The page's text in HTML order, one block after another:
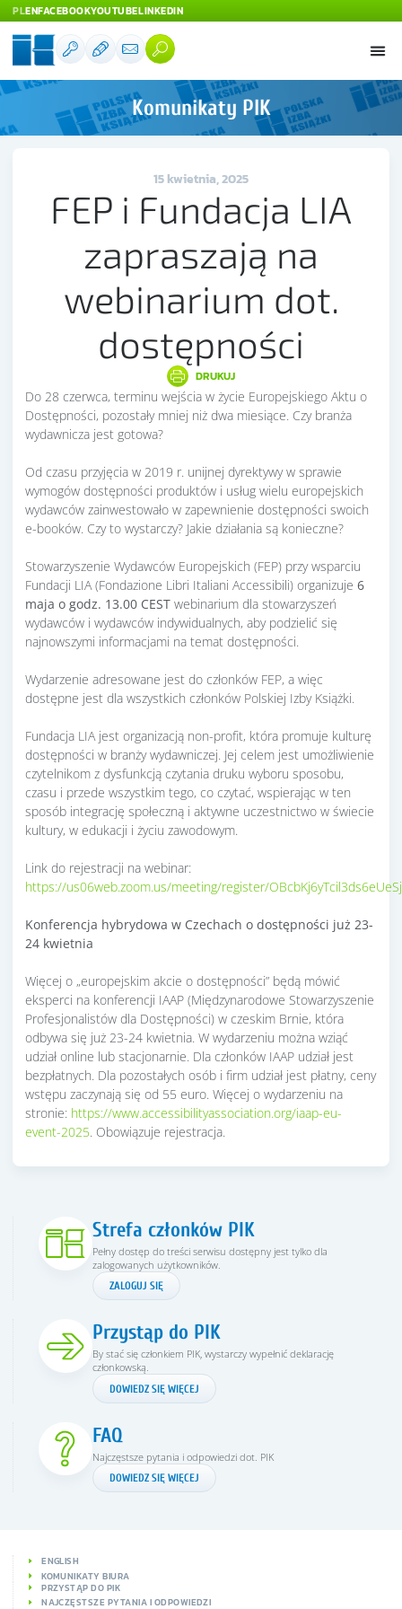
PLENFACEBOOKYOUTUBELINKEDIN
Komunikaty PIK
15 kwietnia, 2025
FEP i Fundacja LIA
zapraszają na
webinarium dot.
dostępności
DRUKUJ
Do 28 czerwca, terminu wejścia w życie Europejskiego Aktu o
Dostępności, pozostały mniej niż dwa miesiące. Czy branża
wydawnicza jest gotowa?
Od czasu przyjęcia w 2019 r. unijnej dyrektywy w sprawie
wymogów dostępności produktów i usług wielu europejskich
wydawców zainwestowało w zapewnienie dostępności swoich
e-booków. Czy to wystarczy? Jakie działania są konieczne?
Stowarzyszenie Wydawców Europejskich (FEP) przy wsparciu
Fundacji LIA (Fondazione Libri Italiani Accessibili) organizuje 6
maja o godz. 13.00 CEST webinarium dla stowarzyszeń
wydawców i wydawców indywidualnych, aby podzielić się
najnowszymi informacjami na temat dostępności.
Wydarzenie adresowane jest do członków FEP, a więc
dostępne jest dla wszystkich członków Polskiej Izby Książki.
Fundacja LIA jest organizacją non-profit, która promuje kulturę
dostępności w branży wydawniczej. Jej celem jest umożliwienie
czytelnikom z dysfunkcją czytania druku wyboru sposobu,
czasu i przede wszystkim tego, co czytać, wspierając w ten
sposób integrację społeczną i aktywne uczestnictwo w świecie
kultury, w edukacji i życiu zawodowym.
Link do rejestracji na webinar:
https://us06web.zoom.us/meeting/register/
Konferencja hybrydowa w Czechach o dostępności już 23-
24 kwietnia
Więcej o „europejskim akcie o dostępności” będą mówić
eksperci na konferencji IAAP (Międzynarodowe Stowarzyszenie
Profesjonalistów dla Dostępności) w czeskim Brnie, która
odbywa się już 23-24 kwietnia. W wydarzeniu można wziąć
udział online lub stacjonarnie. Dla członków IAAP udział jest
bezpłatnych. Dla pozostałych osób i firm udział jest płatny, ceny
wstępu zaczynają się od 55 euro. Więcej o wydarzeniu na
stronie: https://www.accessibilityassociation.org/iaap-eu-
event-2025. Obowiązuje rejestracja.
Strefa członków PIK
Pełny dostęp do treści serwisu dostępny jest tylko dla
zalogowanych użytkowników.
ZALOGUJ SIĘ
Przystąp do PIK
By stać się członkiem PIK, wystarczy wypełnić deklarację
członkowską.
DOWIEDZ SIĘ WIĘCEJ
FAQ
Najczęstsze pytania i odpowiedzi dot. PIK
DOWIEDZ SIĘ WIĘCEJ
ENGLISH
KOMUNIKATY BIURA
PRZYSTĄP DO PIK
NAJCZĘSTSZE PYTANIA I ODPOWIEDZI